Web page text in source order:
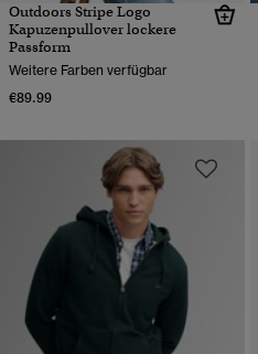
Outdoors Stripe Logo
Kapuzenpullover lockere
Passform
Weitere Farben verfügbar
€89.99